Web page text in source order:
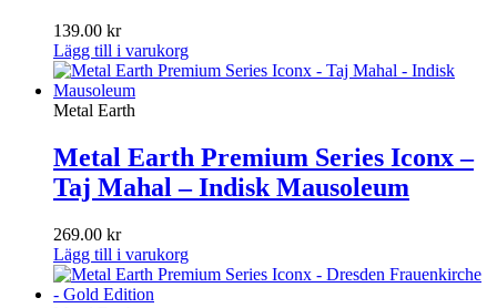
139.00 kr
Lägg till i varukorg
Metal Earth
Metal Earth Premium Series Iconx –
Taj Mahal – Indisk Mausoleum
269.00 kr
Lägg till i varukorg